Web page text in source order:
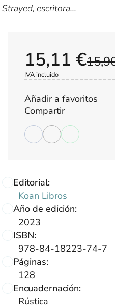
Strayed, escritora...
Editorial:
Koan Libros
Año de edición:
2023
ISBN:
978-84-18223-74-7
Páginas:
128
Encuadernación:
Rústica
15,11 €
IVA incluido
Añadir a favoritos
Compartir